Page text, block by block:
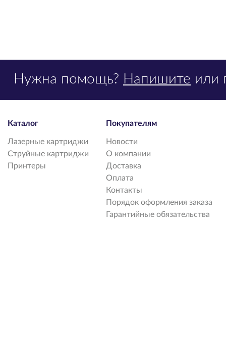
Нужна помощь? Напишите или
Каталог
Лазерные картриджи
Струйные картриджи
Принтеры
Покупателям
Новости
О компании
Доставка
Оплата
Контакты
Порядок оформления заказа
Гарантийные обязательства